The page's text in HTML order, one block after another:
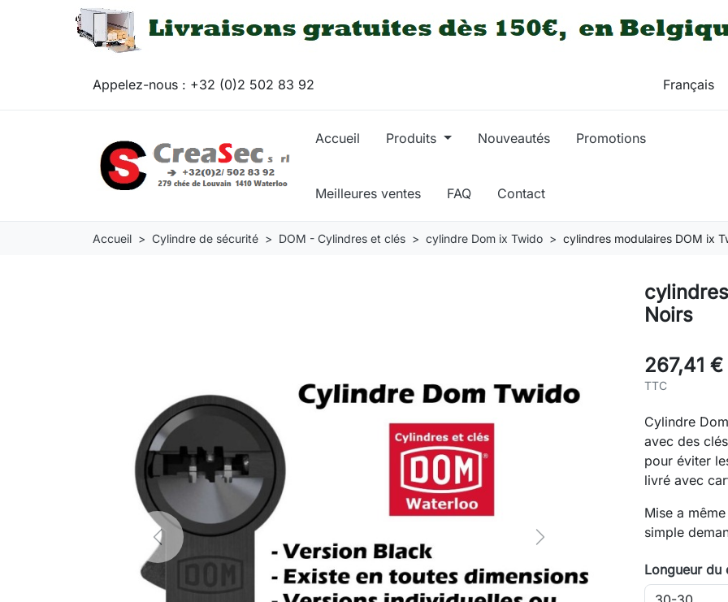
Appelez-nous : +32 (0)2 502 83 92
Accueil Produits Nouveautés Promotions
Meilleures ventes FAQ Contact
Accueil Cylindre de sécurité DOM - Cylindres et clés cylindre Dom ix Twido cylindres modulaires DOM ix
Previous Next
Noirs
267,41 €
TTC
Cylindre
avec des
pour éviter
livré avec
Mise a
simple
Longueur